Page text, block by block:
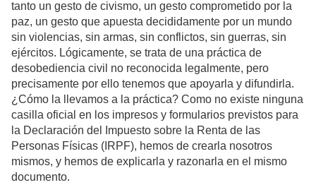
tanto un gesto de civismo, un gesto comprometido por la
paz, un gesto que apuesta decididamente por un mundo
sin violencias, sin armas, sin conflictos, sin guerras, sin
ejércitos. Lógicamente, se trata de una práctica de
desobediencia civil no reconocida legalmente, pero
precisamente por ello tenemos que apoyarla y difundirla.
¿Cómo la llevamos a la práctica? Como no existe ninguna
casilla oficial en los impresos y formularios previstos para
la Declaración del Impuesto sobre la Renta de las
Personas Físicas (IRPF), hemos de crearla nosotros
mismos, y hemos de explicarla y razonarla en el mismo
documento.